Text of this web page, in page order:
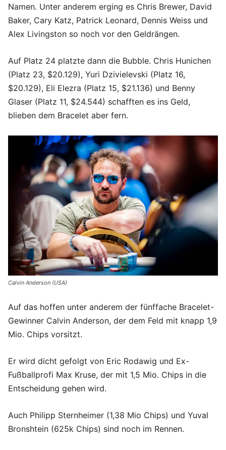
Namen. Unter anderem erging es Chris Brewer, David
Baker, Cary Katz, Patrick Leonard, Dennis Weiss und
Alex Livingston so noch vor den Geldrängen.
Auf Platz 24 platzte dann die Bubble. Chris Hunichen
(Platz 23, $20.129), Yuri Dzivielevski (Platz 16,
$20.129), Eli Elezra (Platz 15, $21.136) und Benny
Glaser (Platz 11, $24.544) schafften es ins Geld,
blieben dem Bracelet aber fern.
Calvin Anderson (USA)
Auf das hoffen unter anderem der fünffache Bracelet-
Gewinner Calvin Anderson, der dem Feld mit knapp 1,9
Mio. Chips vorsitzt.
Er wird dicht gefolgt von Eric Rodawig und Ex-
Fußballprofi Max Kruse, der mit 1,5 Mio. Chips in die
Entscheidung gehen wird.
Auch Philipp Sternheimer (1,38 Mio Chips) und Yuval
Bronshtein (625k Chips) sind noch im Rennen.